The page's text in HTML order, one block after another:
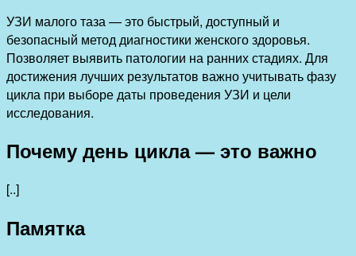
УЗИ малого таза — это быстрый, доступный и
безопасный метод диагностики женского здоровья.
Позволяет выявить патологии на ранних стадиях. Для
достижения лучших результатов важно учитывать фазу
цикла при выборе даты проведения УЗИ и цели
исследования.
Почему день цикла — это важно
[..]
Памятка